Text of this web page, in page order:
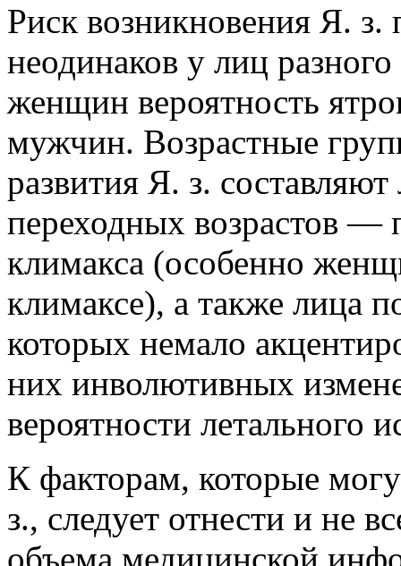
Риск возникновения Я.
неодинаков у лиц
женщин вероятность
мужчин. Возрастные
развития Я. з.
переходных возрастов —
климакса (особенно
климаксе), а также лица
которых немало
них инволютивных
вероятности летального
К факторам, которые
з., следует отнести и не
объема медицинской